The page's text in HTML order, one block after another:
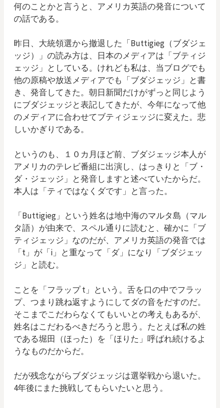
何のことかと言うと、アメリカ英語の発音について
の話である。
昨日、大統領選から撤退した「Buttigieg（ブダジェ
ッジ）」の読み方は、日本のメディアは「ブティジ
ェッジ」としている。けれども私は、当ブログでも
他の原稿や放送メディアでも「ブダジェッジ」と書
き、発音してきた。朝日新聞だけがずっと同じよう
にブダジェッジと表記してきたが、今年になって他
のメディアに合わせてブティジェッジに変えた。悲
しいかぎりである。
というのも、１０カ月ほど前、ブダジェッジ本人が
アメリカのテレビ番組に出演し、はっきりと「ブ・
ダ・ジェッジ」と発音しますと述べていたからだ。
本人は「ティではなくダです」と言った。
「Buttigieg」という姓名は地中海のマルタ島（マル
タ語）が由来で、スペル通りに読むと、確かに「ブ
ティジェッジ」なのだが、アメリカ英語の発音では
「t」が「i」と重なって「ダ」になり「ブダジェッ
ジ」と読む。
ことを「フラップ t」という。舌を口の中でフラッ
プ、つまり跳ね返すようにしてダの音をだすのだ。
そこまでこだわらなくてもいいとの考えもあるが、
姓名はこだわるべきだろうと思う。たとえば私の姓
である堀田（ほった）を「ほりた」呼ばれ続けるよ
うなものだからだ。
だが残念ながらブダジェッジは選挙戦から退いた。
4年後にまた挑戦してもらいたいと思う。